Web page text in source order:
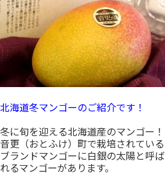
北海道冬マンゴーのご紹介です！
冬に旬を迎える北海道産のマンゴー！
音更（おとふけ）町で栽培されている
ブランドマンゴーに白銀の太陽と呼ば
れるマンゴーがあります。